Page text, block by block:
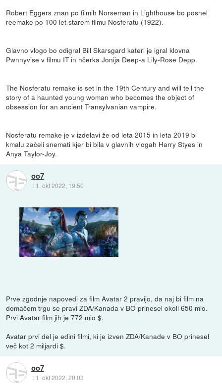
Robert Eggers znan po filmih Norseman in Lighthouse bo posnel
reemake po 100 let starem filmu Nosferatu (1922).
Glavno vlogo bo odigral Bill Skarsgard kateri je igral klovna
Pwnnyvise v filmu IT in hčerka Jonija Deep-a Lily-Rose Depp.
The Nosferatu remake is set in the 19th Century and will tell the
story of a haunted young woman who becomes the object of
obsession for an ancient Transylvanian vampire.
Nosferatu remake je v izdelavi že od leta 2015 in leta 2019 bi
kmalu začeli snemati kjer bi bila v glavnih vlogah Harry Styes in
Anya Taylor-Joy.
oo7
:: 1. okt 2022, 19:50
Prve zgodnje napovedi za film Avatar 2 pravijo, da naj bi film na
domačem trgu se pravi ZDA/Kanada v BO prinesel okoli 650 mio.
Prvi Avatar film jih je 772 mio $.
Avatar prvi del je edini filmi, ki je izven ZDA/Kanade v BO prinesel
več kot 2 miljardi $.
oo7
:: 1. okt 2022, 20:03